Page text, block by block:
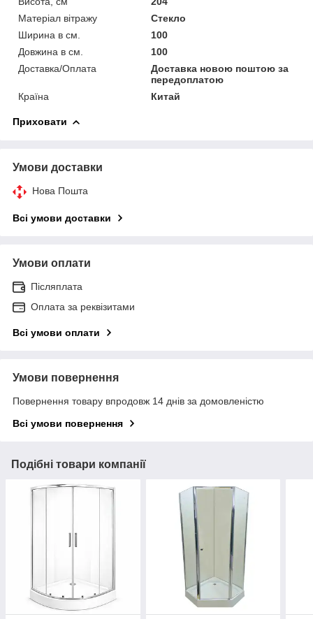
Матеріал вітражу
Стекло
Ширина в см.
100
Довжина в см.
100
Доставка/Оплата
Доставка новою поштою за
передоплатою
Країна
Китай
Приховати
Умови доставки
Нова Пошта
Всі умови доставки
Умови оплати
Післяплата
Оплата за реквізитами
Всі умови оплати
Умови повернення
Повернення товару впродовж 14 днів за домовленістю
Всі умови повернення
Подібні товари компанії